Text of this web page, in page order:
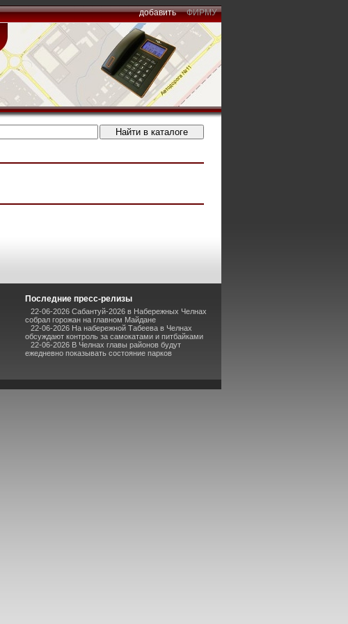
добавить ФИРМУ
Последние пресс-релизы
22-06-2026 Сабантуй-2026 в Набережных Челнах
собрал горожан на главном Майдане
22-06-2026 На набережной Табеева в Челнах
обсуждают контроль за самокатами и питбайками
22-06-2026 В Челнах главы районов будут
ежедневно показывать состояние парков